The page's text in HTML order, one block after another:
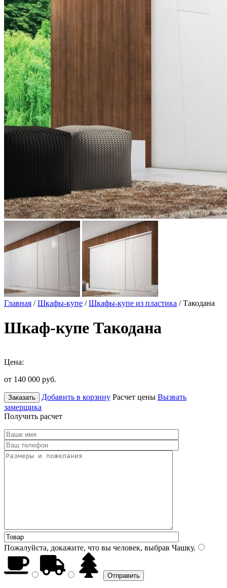
Главная /Шкафы-купе /Шкафы-купе из пластика / Такодана
Шкаф-купе Такодана
Цена:
от 140 000 руб.
Заказать Добавить в корзину Расчет цены Вызвать
замерщика
Получить расчет
Пожалуйста, докажите, что вы человек, выбрав Чашку.